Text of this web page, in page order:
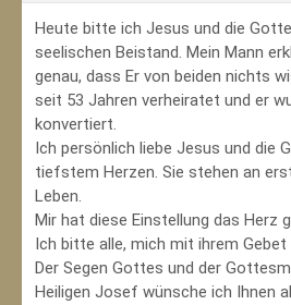
Heute bitte ich Jesus und die
seelischen Beistand. Mein Mann
genau, dass Er von beiden nichts
seit 53 Jahren verheiratet und er
konvertiert.
Ich persönlich liebe Jesus und die
tiefstem Herzen. Sie stehen an
Leben.
Mir hat diese Einstellung das Herz
Ich bitte alle, mich mit ihrem
Der Segen Gottes und der
Heiligen Josef wünsche ich Ihnen